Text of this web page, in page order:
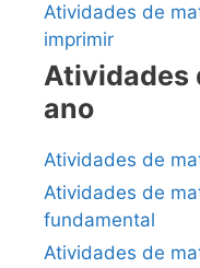
Atividades de
imprimir
Atividades
ano
Atividades de
Atividades de
fundamental
Atividades de